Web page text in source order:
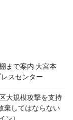
まで案内 大宮本
スセンター
大規模攻撃を支持
棄してはならない
ン）